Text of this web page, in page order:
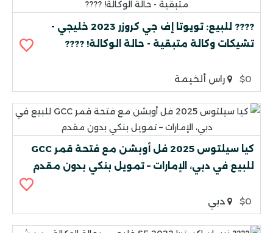
???? للبيع: تويوتا إف جي كروزر 2023 خليجي -
تشيكات وكالة متبقية - حالة الوكالة! ????
$0 راس ألخيمة
كيا سيلتوس 2025 فل أوبشن مع فتحة قمر GCC
للبيع في دبي، الإمارات – تمويل بنكي بدون مقدم
$0 دبي